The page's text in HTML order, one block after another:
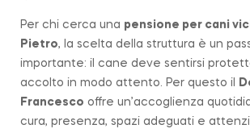
Per chi cerca una pensione per cani
Pietro, la scelta della struttura è un
importante: il cane deve sentirsi
accolto in modo attento. Per questo il
Francesco offre un’accoglienza
cura, presenza, spazi adeguati e